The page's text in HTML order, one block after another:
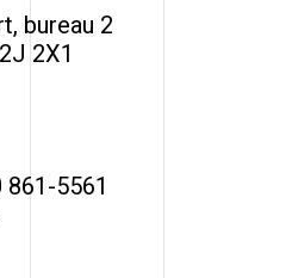
bureau 2
2X1
861-5561